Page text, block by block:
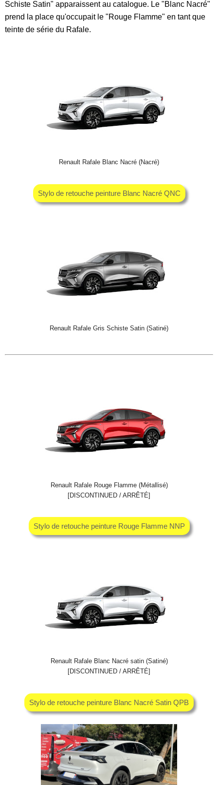
Schiste Satin" apparaissent au catalogue. Le "Blanc Nacré"
prend la place qu'occupait le "Rouge Flamme" en tant que
teinte de série du Rafale.
Renault Rafale Blanc Nacré (Nacré)
Stylo de retouche peinture Blanc Nacré QNC
Renault Rafale Gris Schiste Satin (Satiné)
Renault Rafale Rouge Flamme (Métallisé)
[DISCONTINUED / ARRÊTÉ]
Stylo de retouche peinture Rouge Flamme NNP
Renault Rafale Blanc Nacré satin (Satiné)
[DISCONTINUED / ARRÊTÉ]
Stylo de retouche peinture Blanc Nacré Satin QPB